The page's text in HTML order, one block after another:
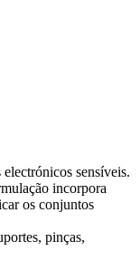
sensíveis.
incorpora
os conjuntos
pinças,